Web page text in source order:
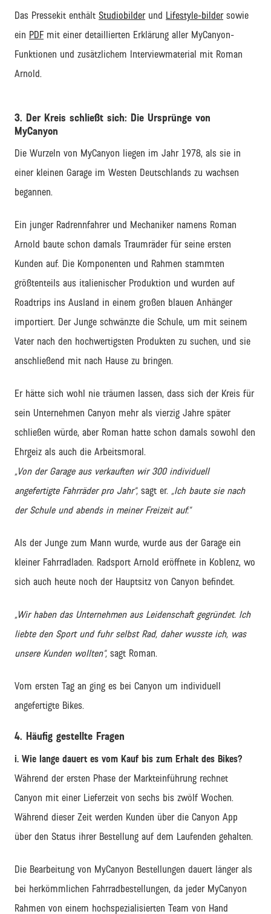
Das Pressekit enthält Studiobilderund Lifestyle-bildersowie
ein PDF mit einer detaillierten Erklärung aller MyCanyon-
Funktionen und zusätzlichem Interviewmaterial mit Roman
Arnold.
3. Der Kreis schließt sich: Die Ursprünge von
MyCanyon
Die Wurzeln von MyCanyon liegen im Jahr 1978, als sie in
einer kleinen Garage im Westen Deutschlands zu wachsen
begannen.
Ein junger Radrennfahrer und Mechaniker namens Roman
Arnold baute schon damals Traumräder für seine ersten
Kunden auf. Die Komponenten und Rahmen stammten
größtenteils aus italienischer Produktion und wurden auf
Roadtrips ins Ausland in einem großen blauen Anhänger
importiert. Der Junge schwänzte die Schule, um mit seinem
Vater nach den hochwertigsten Produkten zu suchen, und sie
anschließend mit nach Hause zu bringen.
Er hätte sich wohl nie träumen lassen, dass sich der Kreis für
sein Unternehmen Canyon mehr als vierzig Jahre später
schließen würde, aber Roman hatte schon damals sowohl den
Ehrgeiz als auch die Arbeitsmoral.
„Von der Garage aus verkauften wir 300 individuell
angefertigte Fahrräder pro Jahr“, sagt er. „Ich baute sie nach
der Schule und abends in meiner Freizeit auf.“
Als der Junge zum Mann wurde, wurde aus der Garage ein
kleiner Fahrradladen. Radsport Arnold eröffnete in Koblenz, wo
sich auch heute noch der Hauptsitz von Canyon befindet.
„Wir haben das Unternehmen aus Leidenschaft gegründet. Ich
liebte den Sport und fuhr selbst Rad, daher wusste ich, was
unsere Kunden wollten“, sagt Roman.
Vom ersten Tag an ging es bei Canyon um individuell
angefertigte Bikes.
4. Häufig gestellte Fragen
i. Wie lange dauert es vom Kauf bis zum Erhalt des Bikes?
Während der ersten Phase der Markteinführung rechnet
Canyon mit einer Lieferzeit von sechs bis zwölf Wochen.
Während dieser Zeit werden Kunden über die Canyon App
über den Status ihrer Bestellung auf dem Laufenden gehalten.
Die Bearbeitung von MyCanyon Bestellungen dauert länger als
bei herkömmlichen Fahrradbestellungen, da jeder MyCanyon
Rahmen von einem hochspezialisierten Team von Hand